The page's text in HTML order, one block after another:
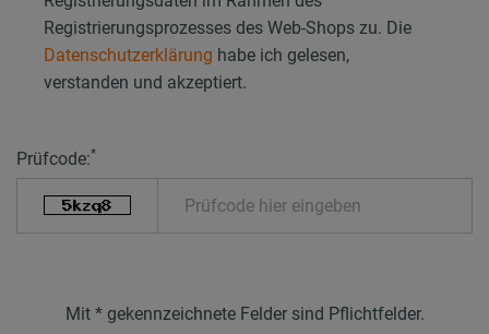
Registrierungsprozesses des Web-Shops zu. Die
Datenschutzerklärung habe ich gelesen,
verstanden und akzeptiert.
Prüfcode:*
Mit * gekennzeichnete Felder sind Pflichtfelder.